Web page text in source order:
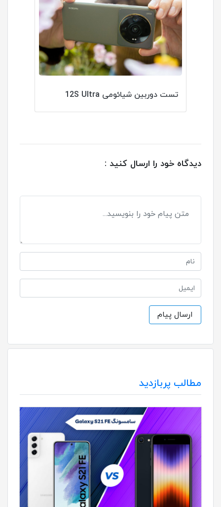
تست دوربین شیائومی 12S Ultra
دیدگاه خود را ارسال کنید :
مطالب پربازدید